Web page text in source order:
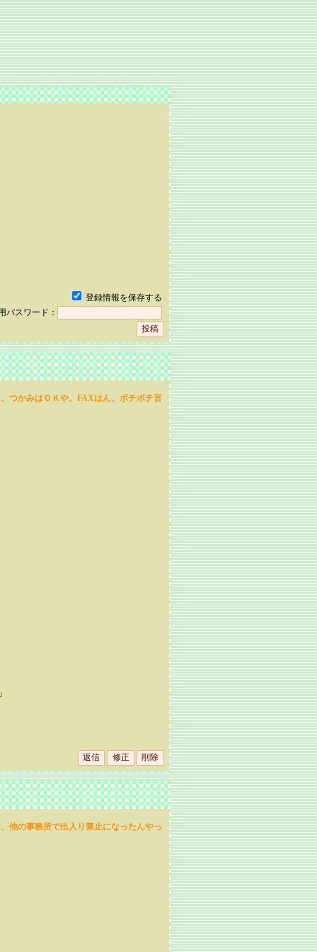
登録情報を保存する
パスワード：
つかみはＯＫや。FAXはん、ボチボチ言
他の事務所で出入り禁止になったんやっ